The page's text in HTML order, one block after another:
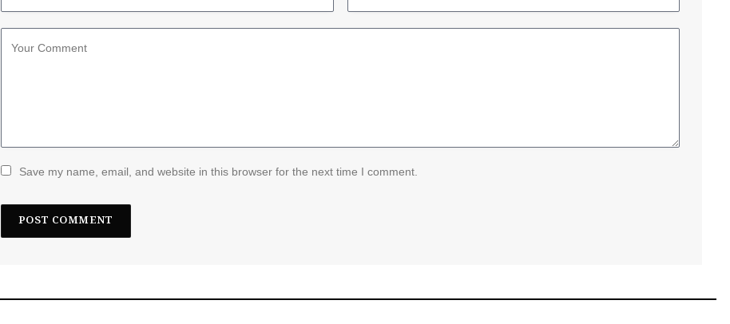
Save my name, email, and website in this browser for the next time I comment.